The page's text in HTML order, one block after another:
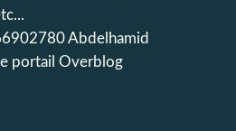
Abdelhamid
portail Overblog